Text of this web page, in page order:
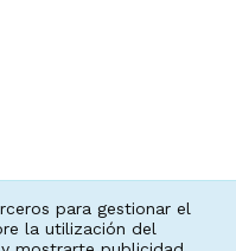
,Huelva,Jaén,
para gestionar el
la utilización del